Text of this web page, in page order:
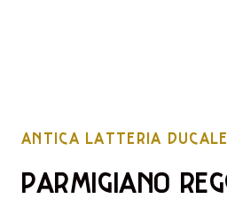
ANTICA LATTERIA DUCALE
PARMIGIANO